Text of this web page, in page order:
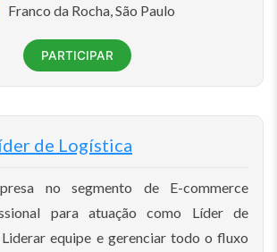
Franco da Rocha, São Paulo
PARTICIPAR
de Logística
no segmento de E-commerce
para atuação como Líder de
equipe e gerenciar todo o fluxo